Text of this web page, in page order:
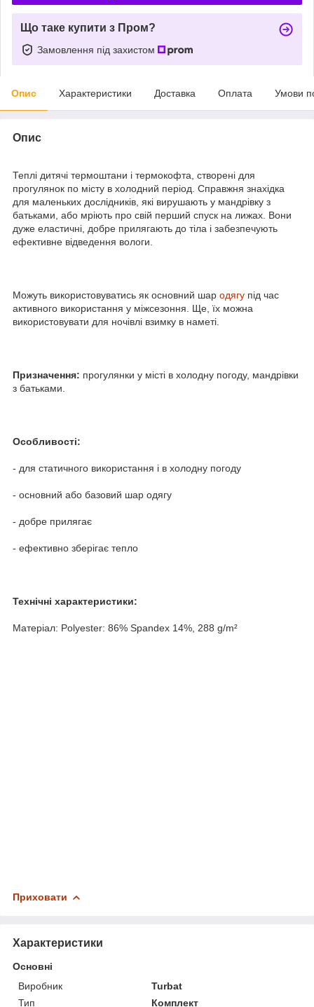
Що таке купити з Пром?
Замовлення під захистом
Опис Характеристики Доставка Оплата Умови
Опис
Теплі дитячі термоштани і термокофта, створені для
прогулянок по місту в холодний період. Справжня знахідка
для маленьких дослідників, які вирушають у мандрівку з
батьками, або мріють про свій перший спуск на лижах. Вони
дуже еластичні, добре прилягають до тіла і забезпечують
ефективне відведення вологи.
Можуть використовуватись як основний шар одягу під час
активного використання у міжсезоння. Ще, їх можна
використовувати для ночівлі взимку в наметі.
Призначення: прогулянки у місті в холодну погоду, мандрівки
з батьками.
Особливості:
- для статичного використання і в холодну погоду
- основний або базовий шар одягу
- добре прилягає
- ефективно зберігає тепло
Технічні характеристики:
Матеріал: Polyester: 86% Spandex 14%, 288 g/m²
Приховати
Характеристики
Основні
Виробник
Turbat
Тип
Комплект